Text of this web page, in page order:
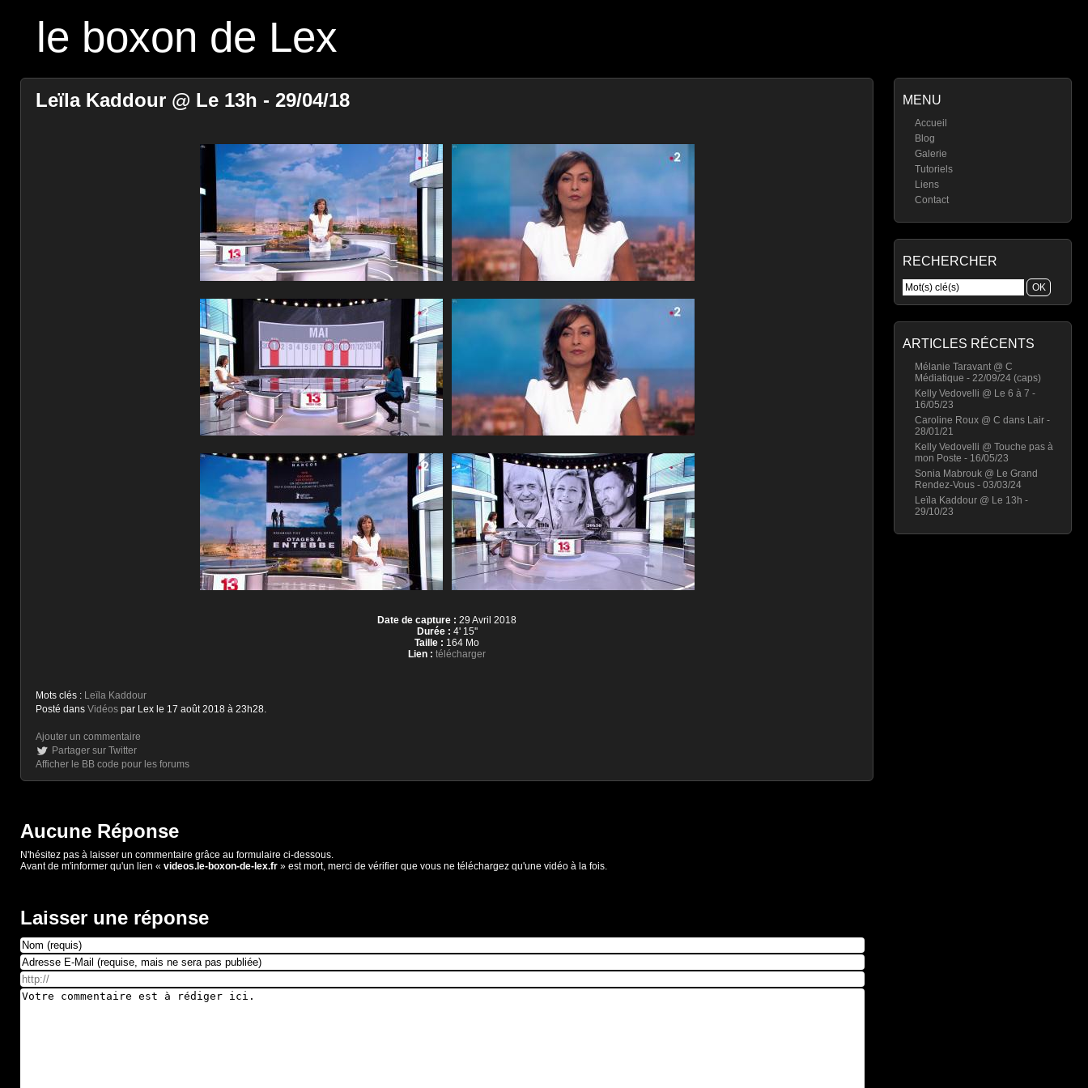
le boxon de Lex
MENU
Accueil
Blog
Galerie
Tutoriels
Liens
Contact
RECHERCHER
ARTICLES RÉCENTS
Mélanie Taravant @ C
Médiatique - 22/09/24 (caps)
Kelly Vedovelli @ Le 6 à 7 -
16/05/23
Caroline Roux @ C dans Lair -
28/01/21
Kelly Vedovelli @ Touche pas à
mon Poste - 16/05/23
Sonia Mabrouk @ Le Grand
Rendez-Vous - 03/03/24
Leïla Kaddour @ Le 13h -
29/10/23
Leïla Kaddour @ Le 13h - 29/04/18
Date de capture : 29 Avril 2018
Durée : 4' 15''
Taille : 164 Mo
Lien : télécharger
Mots clés : Leïla Kaddour
Posté dans Vidéos par Lex le 17 août 2018 à 23h28.
Ajouter un commentaire
Partager sur Twitter
Afficher le BB code pour les forums
Aucune Réponse
N'hésitez pas à laisser un commentaire grâce au formulaire ci-dessous.
Avant de m'informer qu'un lien « videos.le-boxon-de-lex.fr » est mort, merci de vérifier que vous ne téléchargez qu'une vidéo à la fois.
Laisser une réponse